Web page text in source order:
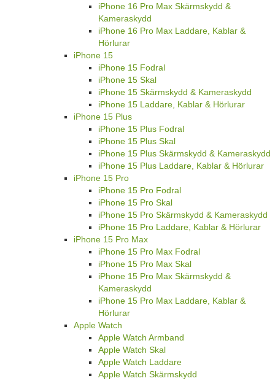
iPhone 16 Pro Max Skärmskydd &
Kameraskydd
iPhone 16 Pro Max Laddare, Kablar &
Hörlurar
iPhone 15
iPhone 15 Fodral
iPhone 15 Skal
iPhone 15 Skärmskydd & Kameraskydd
iPhone 15 Laddare, Kablar & Hörlurar
iPhone 15 Plus
iPhone 15 Plus Fodral
iPhone 15 Plus Skal
iPhone 15 Plus Skärmskydd & Kameraskydd
iPhone 15 Plus Laddare, Kablar & Hörlurar
iPhone 15 Pro
iPhone 15 Pro Fodral
iPhone 15 Pro Skal
iPhone 15 Pro Skärmskydd & Kameraskydd
iPhone 15 Pro Laddare, Kablar & Hörlurar
iPhone 15 Pro Max
iPhone 15 Pro Max Fodral
iPhone 15 Pro Max Skal
iPhone 15 Pro Max Skärmskydd &
Kameraskydd
iPhone 15 Pro Max Laddare, Kablar &
Hörlurar
Apple Watch
Apple Watch Armband
Apple Watch Skal
Apple Watch Laddare
Apple Watch Skärmskydd